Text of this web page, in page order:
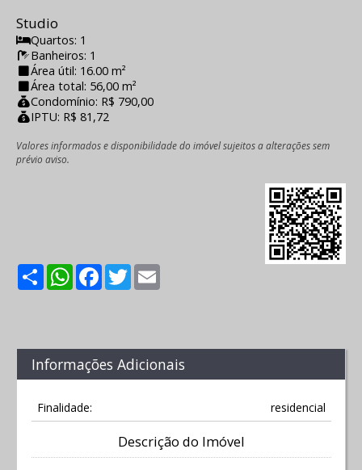
Studio
Quartos: 1
Banheiros: 1
Área útil: 16.00 m²
Área total: 56,00 m²
Condomínio: R$ 790,00
IPTU: R$ 81,72
Valores informados e disponibilidade do imóvel sujeitos a alterações sem
prévio aviso.
ShareWhatsApp
Facebook
Twitter
Informações Adicionais
Finalidade: residencial
Descrição do Imóvel